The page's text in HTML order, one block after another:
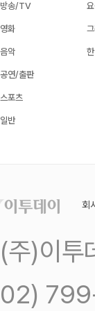
방송/TV
영화
음악
공연/출판
스포츠
일반
회
(주)이투
02)